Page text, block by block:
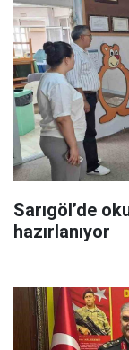
Sarıgöl’de
hazırlanıyor